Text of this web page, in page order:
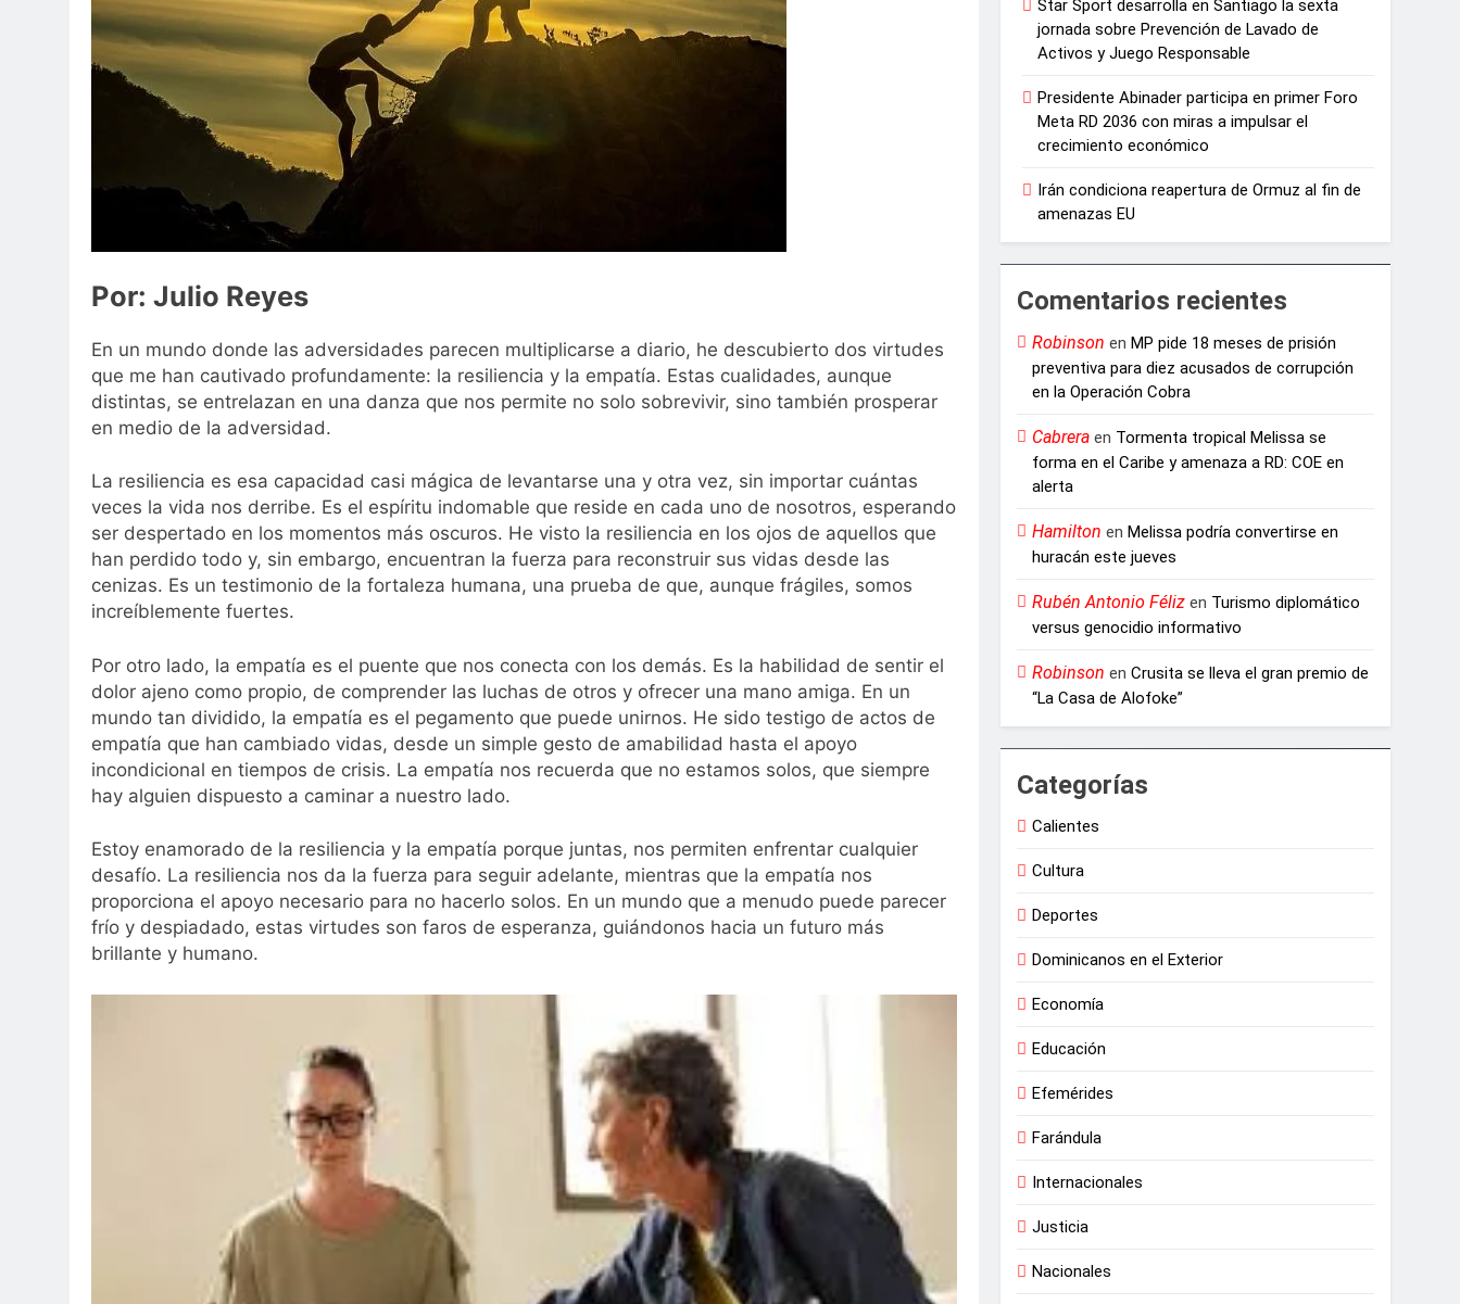
Por: Julio Reyes
En un mundo donde las adversidades parecen multiplicarse a diario, he descubierto dos virtudes
que me han cautivado profundamente: la resiliencia y la empatía. Estas cualidades, aunque
distintas, se entrelazan en una danza que nos permite no solo sobrevivir, sino también prosperar
en medio de la adversidad.
La resiliencia es esa capacidad casi mágica de levantarse una y otra vez, sin importar cuántas
veces la vida nos derribe. Es el espíritu indomable que reside en cada uno de nosotros, esperando
ser despertado en los momentos más oscuros. He visto la resiliencia en los ojos de aquellos que
han perdido todo y, sin embargo, encuentran la fuerza para reconstruir sus vidas desde las
cenizas. Es un testimonio de la fortaleza humana, una prueba de que, aunque frágiles, somos
increíblemente fuertes.
Por otro lado, la empatía es el puente que nos conecta con los demás. Es la habilidad de sentir el
dolor ajeno como propio, de comprender las luchas de otros y ofrecer una mano amiga. En un
mundo tan dividido, la empatía es el pegamento que puede unirnos. He sido testigo de actos de
empatía que han cambiado vidas, desde un simple gesto de amabilidad hasta el apoyo
incondicional en tiempos de crisis. La empatía nos recuerda que no estamos solos, que siempre
hay alguien dispuesto a caminar a nuestro lado.
Estoy enamorado de la resiliencia y la empatía porque juntas, nos permiten enfrentar cualquier
desafío. La resiliencia nos da la fuerza para seguir adelante, mientras que la empatía nos
proporciona el apoyo necesario para no hacerlo solos. En un mundo que a menudo puede parecer
frío y despiadado, estas virtudes son faros de esperanza, guiándonos hacia un futuro más
brillante y humano.
Star Sport desarrolla en Santiago la sexta
jornada sobre Prevención de Lavado de
Activos y Juego Responsable
Presidente Abinader participa en primer Foro
Meta RD 2036 con miras a impulsar el
crecimiento económico
Irán condiciona reapertura de Ormuz al fin de
amenazas EU
Comentarios recientes
Robinson enMP pide 18 meses de prisión
preventiva para diez acusados de corrupción
en la Operación Cobra
Cabrera en Tormenta tropical Melissa se
forma en el Caribe y amenaza a RD: COE en
alerta
Hamilton enMelissa podría convertirse en
huracán este jueves
Rubén Antonio Féliz en Turismo diplomático
versus genocidio informativo
Robinson enCrusita se lleva el gran premio de
“La Casa de Alofoke”
Categorías
Calientes
Cultura
Deportes
Dominicanos en el Exterior
Economía
Educación
Efemérides
Farándula
Internacionales
Justicia
Nacionales